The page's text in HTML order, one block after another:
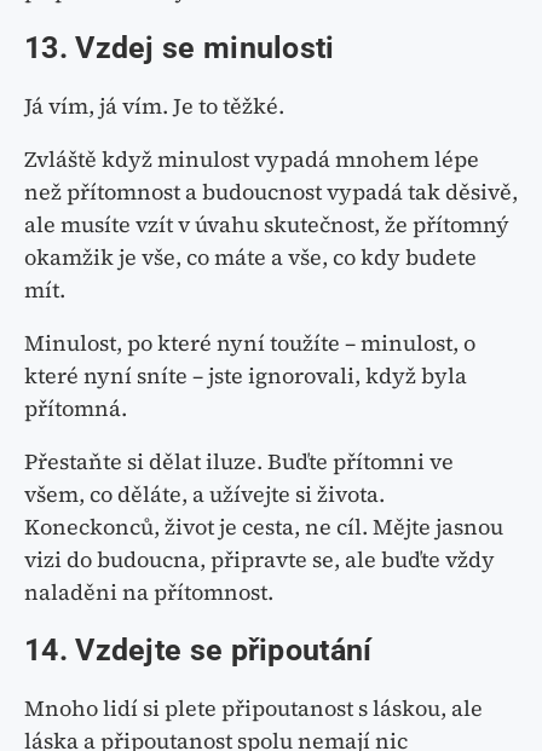
13. Vzdej se minulosti
Já vím, já vím. Je to těžké.
Zvláště když minulost vypadá mnohem lépe
než přítomnost a budoucnost vypadá tak děsivě,
ale musíte vzít v úvahu skutečnost, že přítomný
okamžik je vše, co máte a vše, co kdy budete
mít.
Minulost, po které nyní toužíte – minulost, o
které nyní sníte – jste ignorovali, když byla
přítomná.
Přestaňte si dělat iluze. Buďte přítomni ve
všem, co děláte, a užívejte si života.
Koneckonců, život je cesta, ne cíl. Mějte jasnou
vizi do budoucna, připravte se, ale buďte vždy
naladěni na přítomnost.
14. Vzdejte se připoutání
Mnoho lidí si plete připoutanost s láskou, ale
láska a připoutanost spolu nemají nic